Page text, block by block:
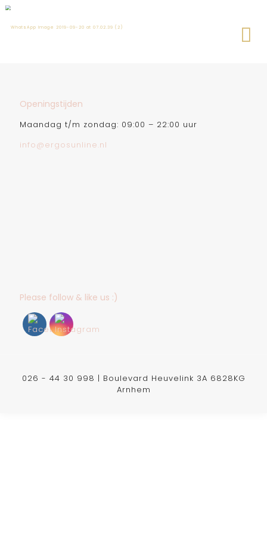
Openingstijden
Maandag t/m zondag: 09:00 – 22:00 uur
info@ergosunline.nl
Please follow & like us :)
026 - 44 30 998 | Boulevard Heuvelink 3A 6828KG
Arnhem